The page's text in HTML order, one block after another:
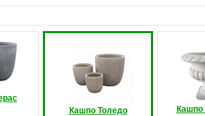
Кашпо Толедо
Кашпо